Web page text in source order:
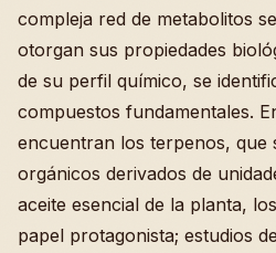
compleja red de metabolitos
otorgan sus propiedades
de su perfil químico, se
compuestos fundamentales.
encuentran los terpenos, que
orgánicos derivados de
aceite esencial de la planta,
papel protagonista; estudios